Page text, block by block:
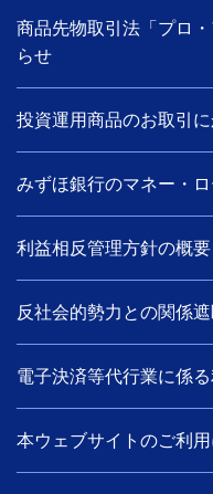
商品先物取引法「プロ
らせ
投資運用商品のお取引
みずほ銀行のマネー・
利益相反管理方針の概要
反社会的勢力との関係
電子決済等代行業に係
本ウェブサイトのご利